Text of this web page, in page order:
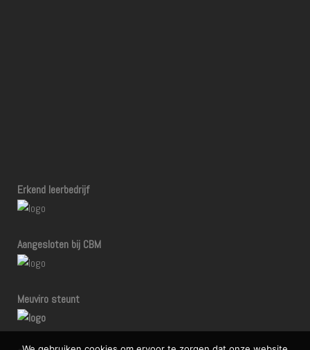
Erkend leerbedrijf
Aangesloten bij CBM
Meuviro steunt